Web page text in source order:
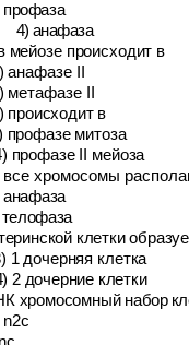
происходит в
происходит в
митоза
мейоза
хромосомы
3)
клетки
клетка
клетки
хромосомный набор
n2с